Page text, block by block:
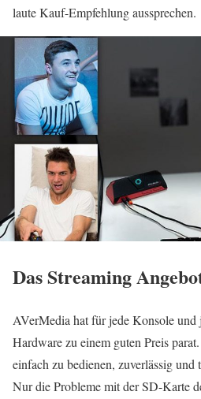
laute Kauf-Empfehlung aussprechen.
Das Streaming
AVerMedia hat für jede Konsole und
Hardware zu einem guten Preis
einfach zu bedienen, zuverlässig und
Nur die Probleme mit der SD-Karte